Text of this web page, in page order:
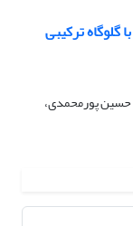
گلوگاه ترکیبی
حسین پورمحمدی،